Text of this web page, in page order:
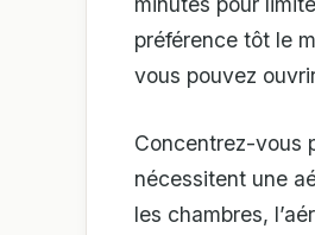
préférence tôt le
vous pouvez
Concentrez-vous
nécessitent une
les chambres,